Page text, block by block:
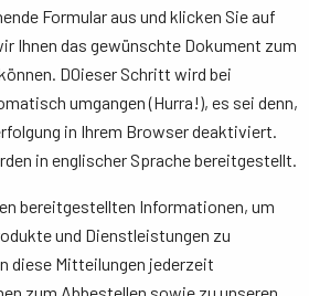
Formular aus und klicken Sie auf
Ihnen das gewünschte Dokument zum
D0ieser Schritt wird bei
umgangen (Hurra!), es sei denn,
in Ihrem Browser deaktiviert.
in englischer Sprache bereitgestellt.
bereitgestellten Informationen, um
und Dienstleistungen zu
diese Mitteilungen jederzeit